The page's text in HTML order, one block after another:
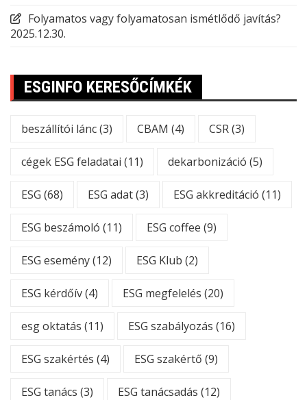
Folyamatos vagy folyamatosan ismétlődő javítás?
2025.12.30.
ESGINFO KERESŐCÍMKÉK
beszállítói lánc(3) CBAM (4) CSR(3)
cégek ESG feladatai (11) dekarbonizáció (5)
ESG (68) ESG adat(3) ESG akkreditáció (11)
ESG beszámoló (11) ESG coffee (9)
ESG esemény(12) ESG Klub (2)
ESG kérdőív(4) ESG megfelelés (20)
esg oktatás (11) ESG szabályozás (16)
ESG szakértés (4) ESG szakértő (9)
ESG tanács (3) ESG tanácsadás (12)